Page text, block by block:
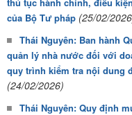
của Bộ Tư pháp (25/02/
Thái Nguyên: Ban hành
quản lý nhà nước đối với
quy trình kiểm tra nội dung
(24/02/2026)
Thái Nguyên: Quy định